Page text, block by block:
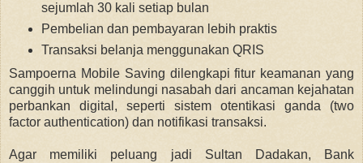
sejumlah 30 kali setiap bulan
Pembelian dan pembayaran lebih praktis
Transaksi belanja menggunakan QRIS
Sampoerna Mobile Saving dilengkapi fitur keamanan yang
canggih untuk melindungi nasabah dari ancaman kejahatan
perbankan digital, seperti sistem otentikasi ganda (two
factor authentication) dan notifikasi transaksi.
Agar memiliki peluang jadi Sultan Dadakan, Bank